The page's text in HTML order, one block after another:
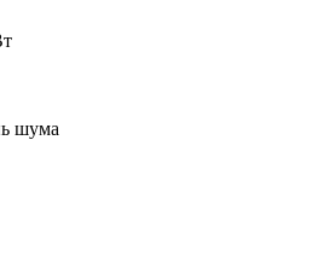
шума